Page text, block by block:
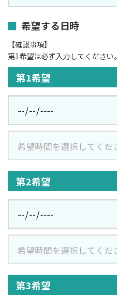
希望する日時
【確認事項】
第1希望は必ず入力してください。
第1希望
第2希望
第3希望